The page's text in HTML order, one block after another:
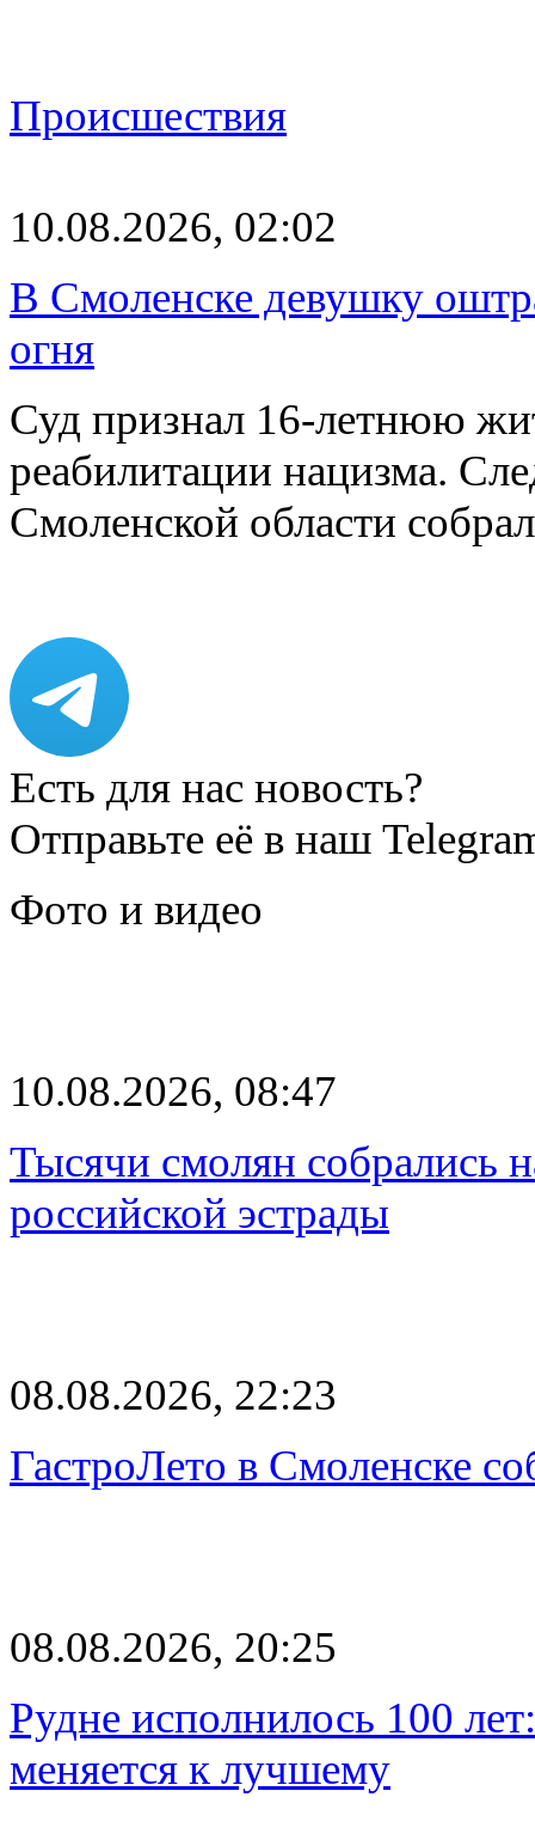
Происшествия
10.08.2026, 02:02
В Смоленске девушку
огня
Суд признал 16-летнюю
реабилитации нацизма.
Смоленской области
Есть для нас новость?
Отправьте её в наш
Фото и видео
10.08.2026, 08:47
Тысячи смолян собрались
российской эстрады
08.08.2026, 22:23
ГастроЛето в Смоленске
08.08.2026, 20:25
Рудне исполнилось 100
меняется к лучшему